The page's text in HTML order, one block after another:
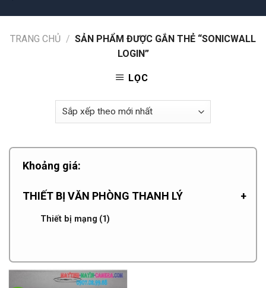
TRANG CHỦ / SẢN PHẨM ĐƯỢC GẮN THẺ “SONICWALL
LOGIN”
LỌC
Khoảng giá:
THIẾT BỊ VĂN PHÒNG THANH LÝ +
Thiết bị mạng (1)